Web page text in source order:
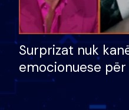
Surprizat nuk
emocionuese
nëna dhe fëmijët
nuk i mban dot